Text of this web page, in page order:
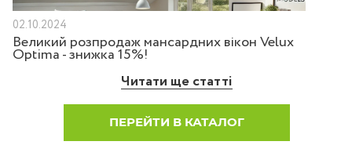
02.10.2024
Великий розпродаж мансардних вікон Velux
Optima - знижка 15%!
Читати ще статті
ПЕРЕЙТИ В КАТАЛОГ